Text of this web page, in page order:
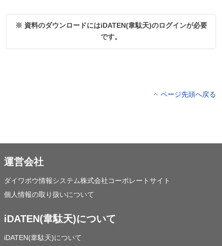
※ 資料のダウンロードにはiDATEN(韋駄天)のログインが必要
です。
ページ先頭へ戻る
運営会社
ダイワボウ情報システム株式会社コーポレートサイト
個人情報の取り扱いについて
iDATEN(韋駄天)について
iDATEN(韋駄天)について